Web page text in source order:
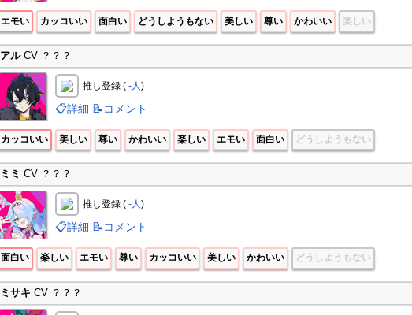
エモい カッコいい 面白い どうしようもない 美しい 尊い かわいい 楽しい
アルCV ？？？
推し登録 ( -人 )
📋詳細 📝コメント
カッコいい 美しい 尊い かわいい 楽しい エモい 面白い どうしようもない
ミミ CV ？？？
推し登録 ( -人)
📋詳細 📝コメント
面白い 楽しい エモい 尊い カッコいい 美しい かわいい どうしようもない
ミサキ CV ？？？